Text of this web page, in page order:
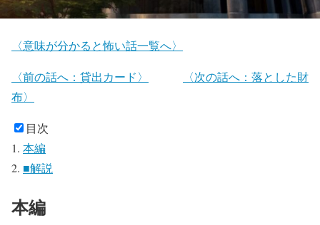
〈意味が分かると怖い話一覧へ〉
〈前の話へ：貸出カード〉
〈次の話へ：落とした財
布〉
目次
本編
■解説
本編